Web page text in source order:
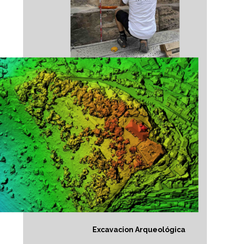
Excavacion Arqueológica